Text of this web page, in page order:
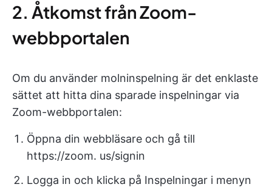
2. Åtkomst från Zoom-
webbportalen
Om du använder molninspelning är det enklaste
sättet att hitta dina sparade inspelningar via
Zoom-webbportalen:
Öppna din webbläsare och gå till
https://zoom. us/signin
Logga in och klicka på Inspelningar i menyn